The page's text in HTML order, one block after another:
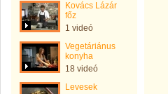
Kovács Lázár
főz
1 videó
Vegetáriánus
konyha
18 videó
Levesek